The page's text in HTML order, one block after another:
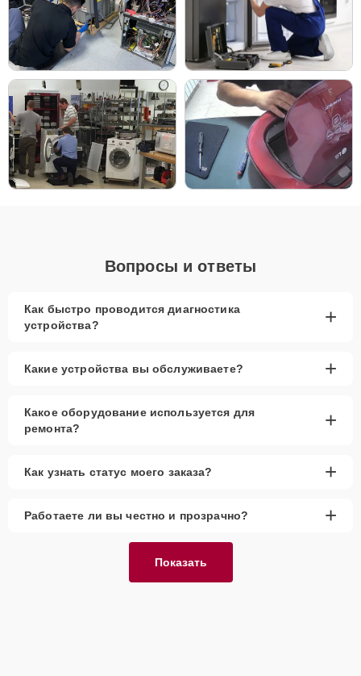
сервиса:
Низкие цены и скидки
— выгодные условия
для всех клиентов.
Срочный ремонт— оперативное
восстановление домашних кинотеатров.
Доставка и выезд— удобные условия для
доставки и ремонта техники.
Запчасти в наличии— оригинальные
комплектующие и качественные аналоги всегда
Сервисный центр обеспечивает качественный ремонт домашних
срок службы техники после ремонта. Мы предоставляем
внимательный подход к каждому заказу и качественное
Вопросы и ответы
Как быстро проводится диагностика
устройства?
+
Какие устройства вы обслуживаете? +
Какое оборудование используется для
ремонта?
+
Как узнать статус моего заказа? +
Работаете ли вы честно и прозрачно? +
Показать